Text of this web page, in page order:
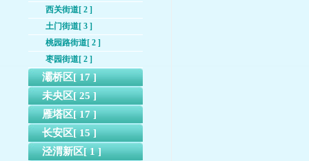
西关街道[ 2 ]
土门街道[ 3 ]
桃园路街道[ 2 ]
枣园街道[ 2 ]
灞桥区[ 17 ]
未央区[ 25 ]
雁塔区[ 17 ]
长安区[ 15 ]
泾渭新区[ 1 ]